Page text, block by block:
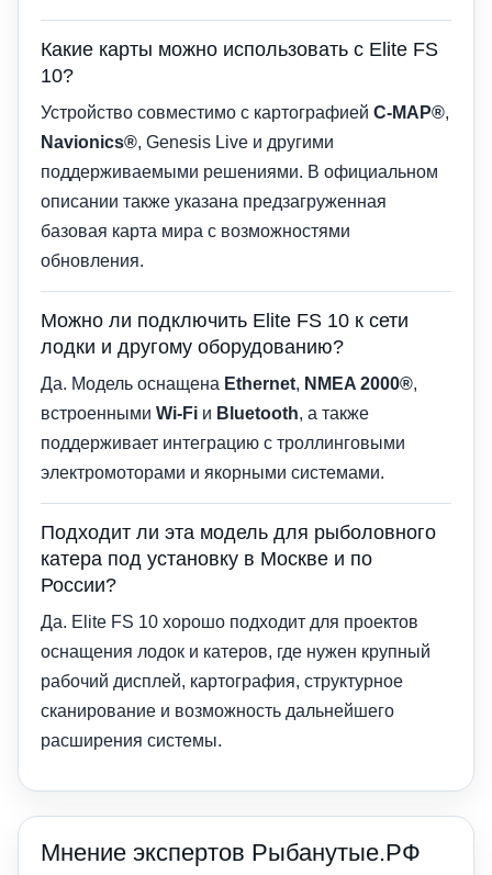
Какие карты можно использовать с Elite FS
10?
Устройство совместимо с картографией C-MAP®,
Navionics®, Genesis Live и другими
поддерживаемыми решениями. В официальном
описании также указана предзагруженная
базовая карта мира с возможностями
обновления.
Можно ли подключить Elite FS 10 к сети
лодки и другому оборудованию?
Да. Модель оснащена Ethernet, NMEA 2000®,
встроенными Wi-Fi и Bluetooth, а также
поддерживает интеграцию с троллинговыми
электромоторами и якорными системами.
Подходит ли эта модель для рыболовного
катера под установку в Москве и по
России?
Да. Elite FS 10 хорошо подходит для проектов
оснащения лодок и катеров, где нужен крупный
рабочий дисплей, картография, структурное
сканирование и возможность дальнейшего
расширения системы.
Мнение экспертов Рыбанутые.РФ